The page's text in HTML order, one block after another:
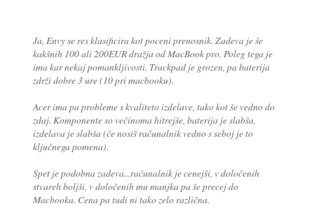
Ja, Envy se res klasificira kot poceni prenosnik. Zadeva je še
kakšnih 100 ali 200EUR dražja od MacBook pro. Poleg tega je
ima kar nekaj pomankljivosti. Trackpad je grozen, pa baterija
zdrži dobre 3 ure (10 pri macbooku).
Acer ima pa probleme s kvaliteto izdelave, tako kot še vedno do
zdaj. Komponente so večinoma hitrejše, baterija je slabša,
izdelava je slabša (če nosiš računalnik vedno s seboj je to
ključnega pomena).
Spet je podobna zadeva...računalnik je cenejši, v določenih
stvareh boljši, v določenih mu manjka pa še precej do
Macbooka. Cena pa tudi ni tako zelo različna.